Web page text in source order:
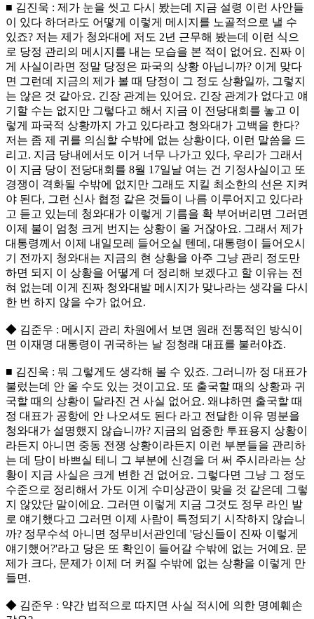
■ 김진욱 : 제가 눈을 씻고 다시 봤는데 지금 설령 이런 사안들
이 있다 하더라도 어떻게 이렇게 메시지를 노골적으로 낼 수
있죠? 저는 제가 청와대에 저도 2년 근무해 봤는데 이런 식으
로 당정 관리의 메시지를 내는 모습을 본 적이 없어요. 진짜 이
게 사실이라면 정말 당정은 파국의 상황 아닙니까? 이게 맞다
면 그런데 지금의 제가 볼 때 당정이 그 정도 상황일까, 그렇지
는 않은 것 같아요. 긴장 관계는 있어요. 긴장 관계가 없다고 얘
기할 수는 없지만 그렇다고 해서 지금 이 전당대회를 놓고 이
렇게 파국적 상황까지 가고 있다라고 청와대가 고백을 한다?
저는 좀 제 귀를 의심할 수밖에 없는 상황이다, 이런 말씀을 드
리고. 지금 당내에서도 이거 너무 나가고 있다, 우리가 그래서
이 지금 당이 전당대회를 8월 17일날 여는 건 기정사실이고 또
경쟁이 격화될 수밖에 없지만 그래도 지킬 최소한의 선은 지켜
야 된다, 그런 신사 협정 같은 것들이 나름 이루어지고 있다라
고 듣고 있는데 청와대가 이렇게 기름을 확 부어버리면 그러면
이제 불이 엄청 크게 번지는 상황이 올 거잖아요. 그래서 제가
대통령께서 이제 내일모레 들어오실 텐데, 대통령이 들어오시
기 전까지 청와대는 지금의 현 상황을 아주 그냥 관리 정도만
하면 되지 이 상황을 어떻게 더 정리해 보겠다고 할 이유는 전
혀 없는데 이게 진짜 청와대발 메시지가 맞나라는 생각을 다시
한 번 하지 않을 수가 없어요.
◆ 김준우 : 메시지 관리 차원에서 보면 원래 전통적인 방식이
면 이재명 대통령이 귀국하는 날 정청래 대표를 불러야죠.
■ 김진욱 : 뭐 그렇게도 생각해 볼 수 있죠. 그러니까 정 대표가
불렀는데 안 올 수도 있는 것이고요. 또 출국할 때의 상황과 귀
국할 때의 상황이 달라진 건 사실 없어요. 왜냐하면 출국할 때
정 대표가 공항에 안 나오셔도 된다 라고 전달한 이유 명분을
청와대가 설명했지 않습니까? 지금의 엄중한 투표용지 상황이
라든지 아니면 중동 전쟁 상황이라든지 이런 부분들을 관리하
는 데 당이 바쁘실 테니 그 부분에 신경을 더 써 주시라라는 상
황이 지금 사실은 크게 변한 건 없어요. 그렇다면 그냥 그 정도
수준으로 정리해서 가도 이게 수미상관이 맞을 것 같은데 그렇
지 않았단 말이에요. 그러면 이렇게 지금 그것도 정무 라인 발
로 얘기했다고 그러면 이제 사람이 특정되기 시작하지 않습니
까? 정무수석 아니면 정무비서관인데 '당신들이 진짜 이렇게
얘기했어?'라고 당은 또 확인이 들어갈 수밖에 없는 거예요. 문
제가 크다, 문제가 이제 더 커질 수밖에 없는 상황을 이렇게 만
들면.
◆ 김준우 : 약간 법적으로 따지면 사실 적시에 의한 명예훼손